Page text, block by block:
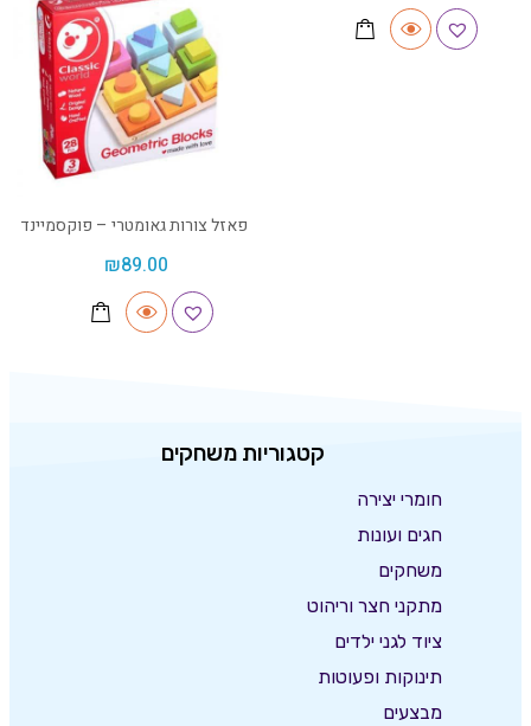
פאזל צורות גאומטרי – פוקסמיינד
₪89.00
קטגוריות משחקים
חומרי יצירה
חגים ועונות
משחקים
מתקני חצר וריהוט
ציוד לגני ילדים
תינוקות ופעוטות
מבצעים